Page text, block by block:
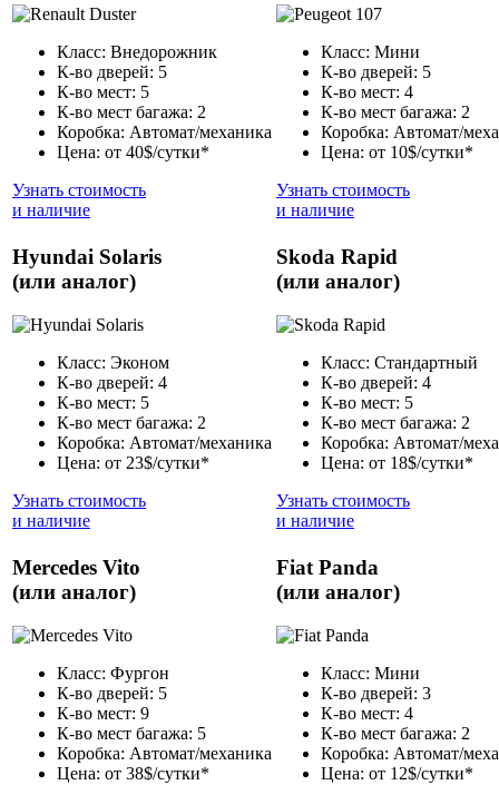
Класс: Внедорожник
К-во дверей: 5
К-во мест: 5
К-во мест багажа: 2
Коробка: Автомат/механика
Цена: от 40$/сутки*
Узнать стоимость
и наличие
Класс: Мини
К-во дверей: 5
К-во мест: 4
К-во мест багажа: 2
Коробка: Автомат/
Цена: от 10$/сутки*
Узнать стоимость
и наличие
Hyundai Solaris
(или аналог)
Класс: Эконом
К-во дверей: 4
К-во мест: 5
К-во мест багажа: 2
Коробка: Автомат/механика
Цена: от 23$/сутки*
Узнать стоимость
и наличие
Skoda Rapid
(или аналог)
Класс: Стандартный
К-во дверей: 4
К-во мест: 5
К-во мест багажа: 2
Коробка: Автомат/
Цена: от 18$/сутки*
Узнать стоимость
и наличие
Mercedes Vito
(или аналог)
Класс: Фургон
К-во дверей: 5
К-во мест: 9
К-во мест багажа: 5
Коробка: Автомат/механика
Цена: от 38$/сутки*
Fiat Panda
(или аналог)
Класс: Мини
К-во дверей: 3
К-во мест: 4
К-во мест багажа: 2
Коробка: Автомат/
Цена: от 12$/сутки*